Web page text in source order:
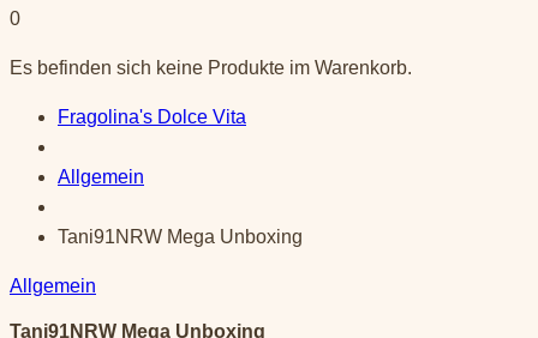
0
Es befinden sich keine Produkte im Warenkorb.
Fragolina's Dolce Vita
Allgemein
Tani91NRW Mega Unboxing
Allgemein
Tani91NRW Mega Unboxing